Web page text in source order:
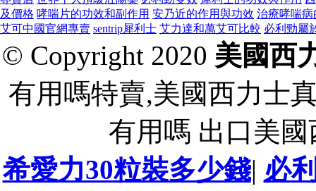
及價格 哮喘片的功效和副作用 安乃近的作用與功效 治療哮喘
艾可中國官網專賣 sentrip犀利士 艾力達和萬艾可比較 必利勁屬
© Copyright 2020 美國西
有用嗎特賣,美國西力士
有用嗎 出口美
希愛力30粒裝多少錢| 必